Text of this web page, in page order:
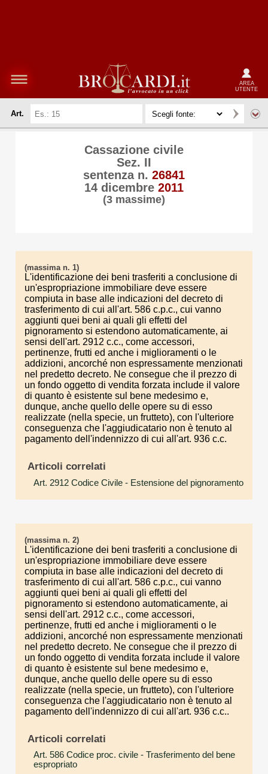
AREA
UTENTE
Art.
Cassazione civile
Sez. II
sentenza n. 26841
14 dicembre 2011
(3 massime)
(massima n. 1)
L'identificazione dei beni trasferiti a conclusione di
un'espropriazione immobiliare deve essere
compiuta in base alle indicazioni del decreto di
trasferimento di cui all'art. 586 c.p.c., cui vanno
aggiunti quei beni ai quali gli effetti del
pignoramento si estendono automaticamente, ai
sensi dell'art. 2912 c.c., come accessori,
pertinenze, frutti ed anche i miglioramenti o le
addizioni, ancorché non espressamente menzionati
nel predetto decreto. Ne consegue che il prezzo di
un fondo oggetto di vendita forzata include il valore
di quanto è esistente sul bene medesimo e,
dunque, anche quello delle opere su di esso
realizzate (nella specie, un frutteto), con l'ulteriore
conseguenza che l'aggiudicatario non è tenuto al
pagamento dell'indennizzo di cui all'art. 936 c.c.
Articoli correlati
Art. 2912 Codice Civile - Estensione del pignoramento
(massima n. 2)
L'identificazione dei beni trasferiti a conclusione di
un'espropriazione immobiliare deve essere
compiuta in base alle indicazioni del decreto di
trasferimento di cui all'art. 586 c.p.c., cui vanno
aggiunti quei beni ai quali gli effetti del
pignoramento si estendono automaticamente, ai
sensi dell'art. 2912 c.c., come accessori,
pertinenze, frutti ed anche i miglioramenti o le
addizioni, ancorché non espressamente menzionati
nel predetto decreto. Ne consegue che il prezzo di
un fondo oggetto di vendita forzata include il valore
di quanto è esistente sul bene medesimo e,
dunque, anche quello delle opere su di esso
realizzate (nella specie, un frutteto), con l'ulteriore
conseguenza che l'aggiudicatario non è tenuto al
pagamento dell'indennizzo di cui all'art. 936 c.c..
Articoli correlati
Art. 586 Codice proc. civile - Trasferimento del bene
espropriato